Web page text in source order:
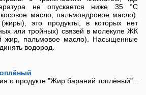
не опускается ниже 35 °С
масло, пальмоядровое масло).
это продукты, в которых нет
или тройных) связей в молекуле ЖК
жир, пальмовое масло). Насыщенные
водород.
о продукте "Жир бараний топлёный"...